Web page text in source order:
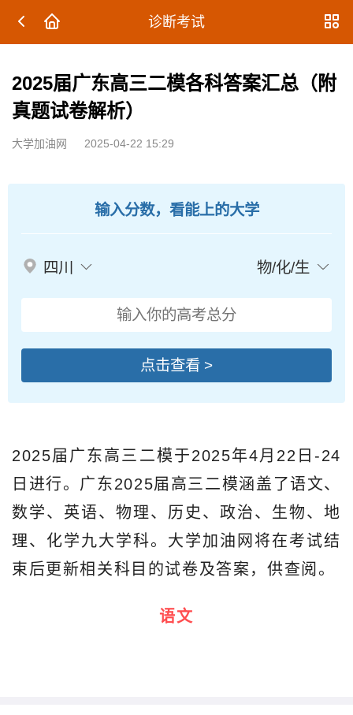
诊断考试
2025届广东高三二模各科答案汇总（附
真题试卷解析）
大学加油网 2025-04-22 15:29
输入分数，看能上的大学
四川 物/化/生
点击查看 >
2025届广东高三二模于2025年4月22日-24
日进行。广东2025届高三二模涵盖了语文、
数学、英语、物理、历史、政治、生物、地
理、化学九大学科。大学加油网将在考试结
束后更新相关科目的试卷及答案，供查阅。
语文